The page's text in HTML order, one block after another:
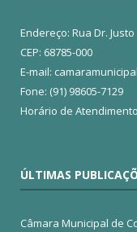
Endereço: Rua Dr.
CEP: 68785-000
E-mail:
Fone: (91) 98605-7129
Horário de
ÚLTIMAS
Câmara Municipal de